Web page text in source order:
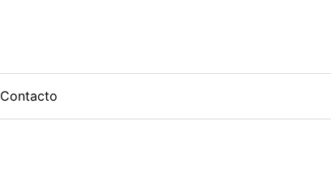
Contacto